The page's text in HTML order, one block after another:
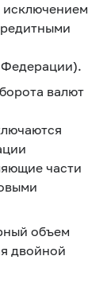
валют
части
объем
двойной